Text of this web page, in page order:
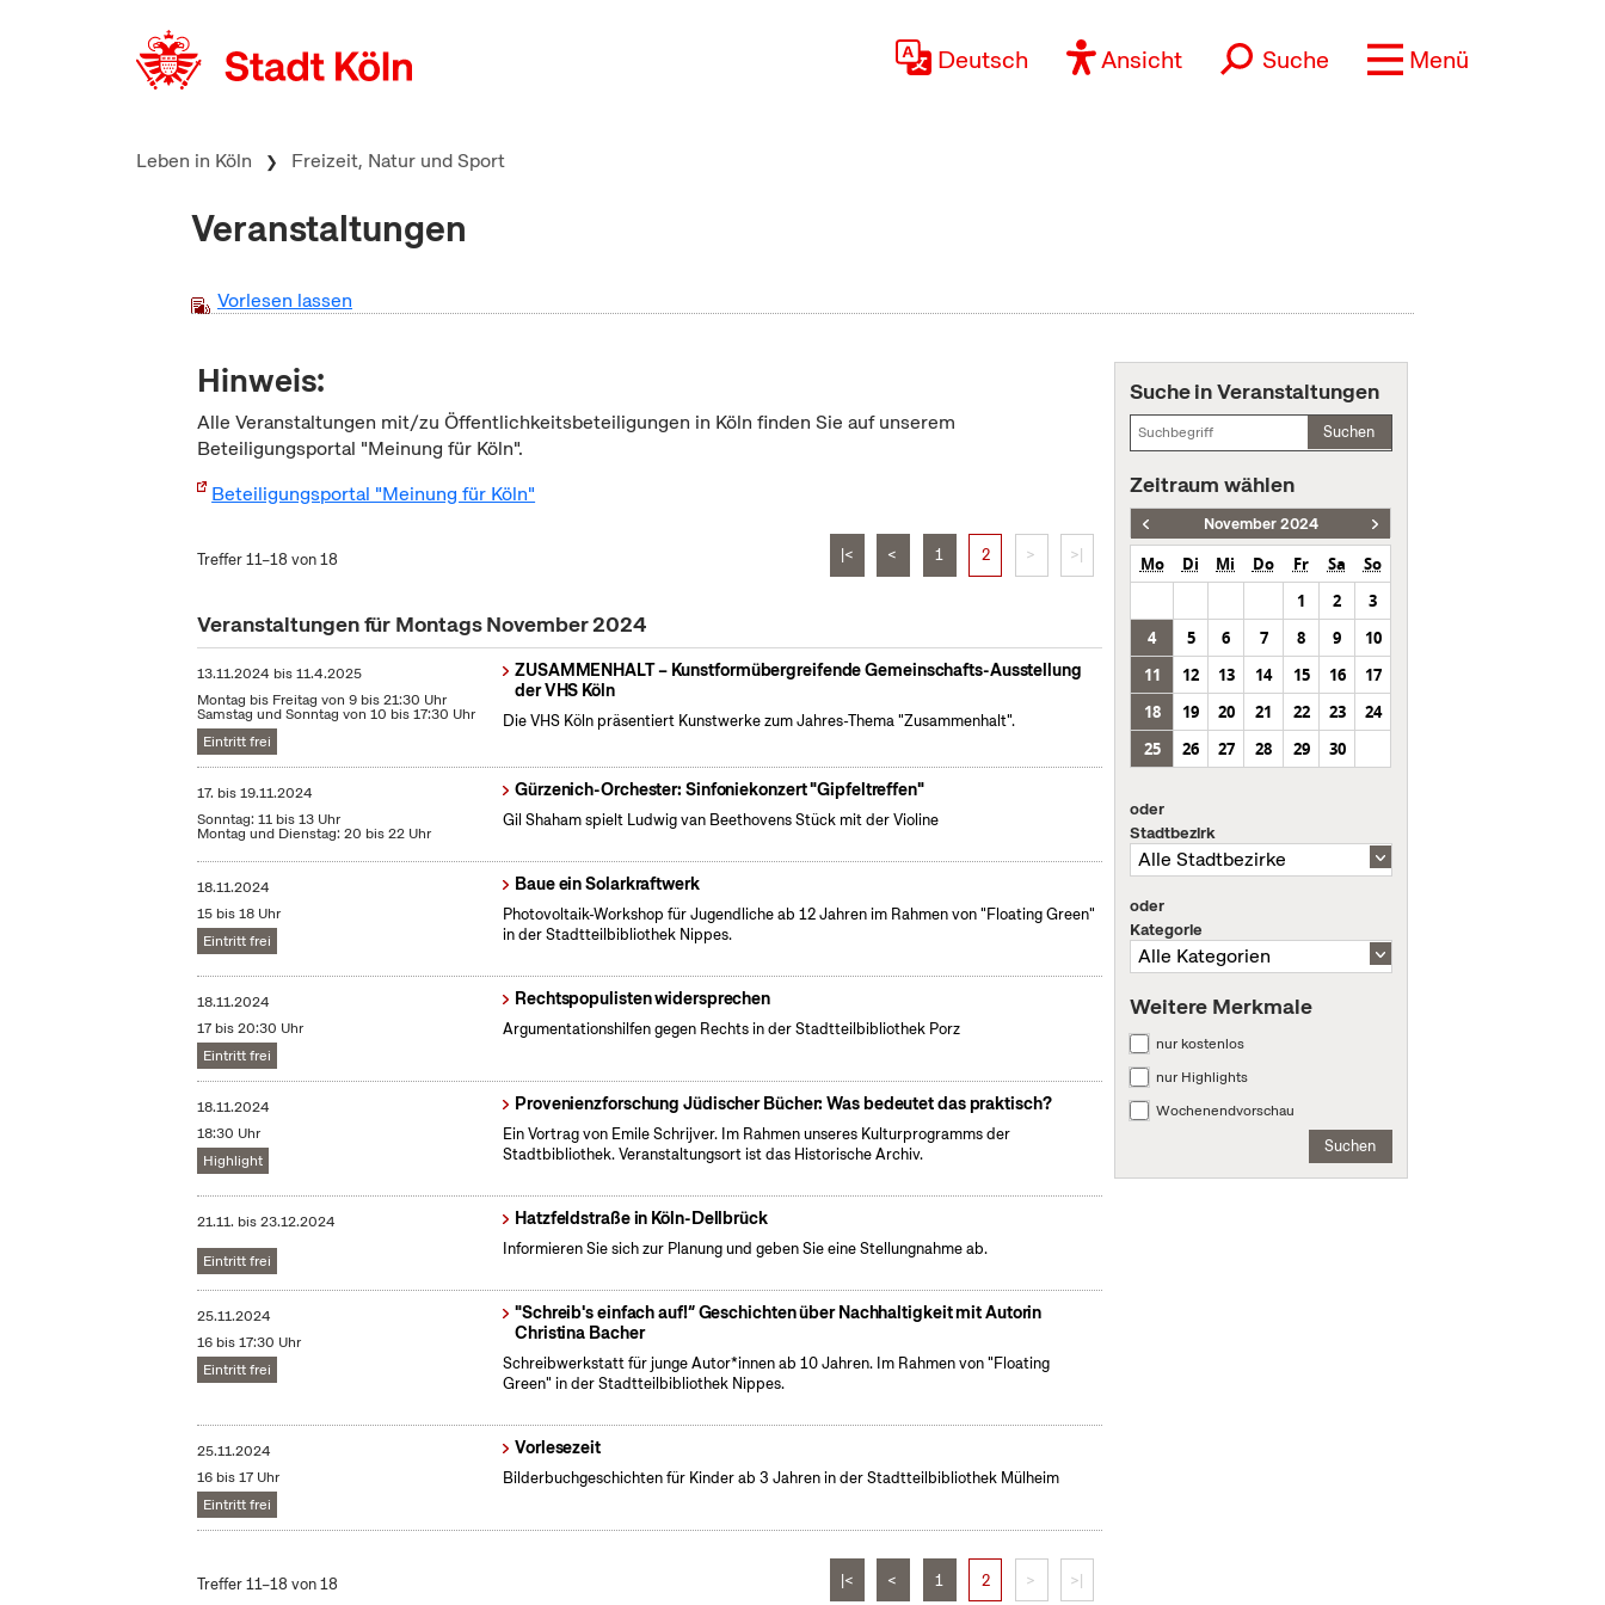
Deutsch Ansicht Suche Menü
Leben in Köln Freizeit, Natur und Sport
Veranstaltungen
Vorlesen lassen
Hinweis:
Alle Veranstaltungen mit/zu Öffentlichkeitsbeteiligungen in Köln finden Sie auf unserem
Beteiligungsportal "Meinung für Köln".
Beteiligungsportal "Meinung für Köln"
Treffer 11–18 von 18 |< < 1 2 > >|
Veranstaltungen für Montags November 2024
13.11.2024 bis11.4.2025
Montag bis Freitag von 9 bis 21:30 Uhr
Samstag und Sonntag von 10 bis 17:30 Uhr
Eintritt frei
ZUSAMMENHALT – Kunstformübergreifende Gemeinschafts-Ausstellung
der VHS Köln
Die VHS Köln präsentiert Kunstwerke zum Jahres-Thema "Zusammenhalt".
17. bis19.11.2024
Sonntag: 11 bis 13 Uhr
Montag und Dienstag: 20 bis 22 Uhr
Gürzenich-Orchester: Sinfoniekonzert "Gipfeltreffen"
Gil Shaham spielt Ludwig van Beethovens Stück mit der Violine
18.11.2024
15 bis 18 Uhr
Eintritt frei
Baue ein Solarkraftwerk
​Photovoltaik-Workshop für Jugendliche ab 12 Jahren im Rahmen von "Floating Green"
in der Stadtteilbibliothek Nippes.
18.11.2024
17 bis 20:30 Uhr
Eintritt frei
Rechtspopulisten widersprechen
Argumentationshilfen gegen Rechts in der Stadtteilbibliothek Porz
18.11.2024
18:30 Uhr
Highlight
Provenienzforschung Jüdischer Bücher: Was bedeutet das praktisch?
Ein Vortrag von Emile Schrijver. Im Rahmen unseres Kulturprogramms der
Stadtbibliothek. Veranstaltungsort ist das Historische Archiv.
21.11. bis23.12.2024
Eintritt frei
Hatzfeldstraße in Köln-Dellbrück
Informieren Sie sich zur Planung und geben Sie eine Stellungnahme ab.
25.11.2024
16 bis 17:30 Uhr
Eintritt frei
"Schreib's einfach auf!“ Geschichten über Nachhaltigkeit mit Autorin
Christina Bacher
Schreibwerkstatt für junge Autor*innen ab 10 Jahren. Im Rahmen von "Floating
Green" in der Stadtteilbibliothek Nippes.
25.11.2024
16 bis 17 Uhr
Eintritt frei
Vorlesezeit
Bilderbuchgeschichten für Kinder ab 3 Jahren in der Stadtteilbibliothek Mülheim
Treffer 11–18 von 18 |< < 1 2 > >|
Suche in Veranstaltungen
Suchen
Zeitraum wählen
November 2024
Mo Di Mi Do Fr Sa
So
1
2
3
4
5 6 7 8 9
10
11
12 13 14 15 16
17
18
19 20 21 22 23
24
25
26 27 28 29 30
oder
Stadtbezirk
oder
Kategorie
Weitere Merkmale
nur kostenlos
nur Highlights
Wochenendvorschau
Suchen